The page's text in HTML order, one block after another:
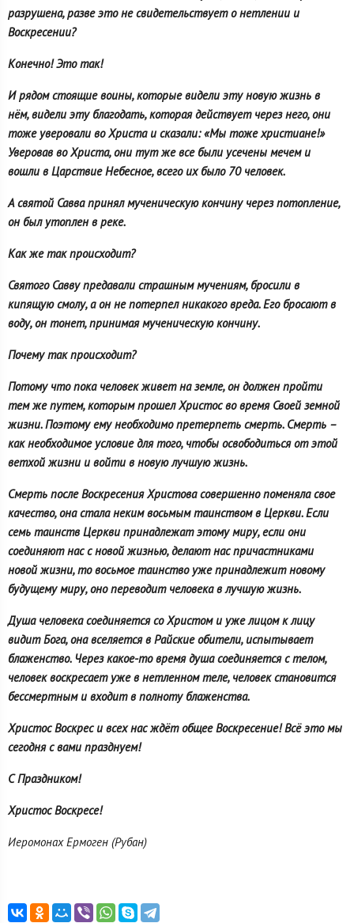
разрушена, разве это не свидетельствует о нетлении и
Воскресении?
Конечно! Это так!
И рядом стоящие воины, которые видели эту новую жизнь в
нём, видели эту благодать, которая действует через него, они
тоже уверовали во Христа и сказали: «Мы тоже христиане!»
Уверовав во Христа, они тут же все были усечены мечем и
вошли в Царствие Небесное, всего их было 70 человек.
А святой Савва принял мученическую кончину через потопление,
он был утоплен в реке.
Как же так происходит?
Святого Савву предавали страшным мучениям, бросили в
кипящую смолу, а он не потерпел никакого вреда. Его бросают в
воду, он тонет, принимая мученическую кончину.
Почему так происходит?
Потому что пока человек живет на земле, он должен пройти
тем же путем, которым прошел Христос во время Своей земной
жизни. Поэтому ему необходимо претерпеть смерть. Смерть –
как необходимое условие для того, чтобы освободиться от этой
ветхой жизни и войти в новую лучшую жизнь.
Смерть после Воскресения Христова совершенно поменяла свое
качество, она стала неким восьмым таинством в Церкви. Если
семь таинств Церкви принадлежат этому миру, если они
соединяют нас с новой жизнью, делают нас причастниками
новой жизни, то восьмое таинство уже принадлежит новому
будущему миру, оно переводит человека в лучшую жизнь.
Душа человека соединяется со Христом и уже лицом к лицу
видит Бога, она вселяется в Райские обители, испытывает
блаженство. Через какое-то время душа соединяется с телом,
человек воскресает уже в нетленном теле, человек становится
бессмертным и входит в полноту блаженства.
Христос Воскрес и всех нас ждёт общее Воскресение! Всё это мы
сегодня с вами празднуем!
С Праздником!
Христос Воскресе!
Иеромонах Ермоген (Рубан)